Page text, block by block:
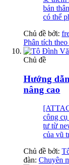
bản
có thể
Chủ đề bởi:
Phân tích
Chủ đề
Hướng
nâng cao
công
tư từ
của vũ
Chủ đề bởi:
đàn: Chuyên